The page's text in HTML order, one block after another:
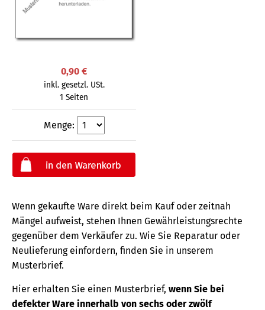
0,90 €
inkl. gesetzl. USt.
1 Seiten
Menge:
Wenn gekaufte Ware direkt beim Kauf oder zeitnah
Mängel aufweist, stehen Ihnen Gewährleistungsrechte
gegenüber dem Verkäufer zu. Wie Sie Reparatur oder
Neulieferung einfordern, finden Sie in unserem
Musterbrief.
Hier erhalten Sie einen Musterbrief, wenn Sie bei
defekter Ware innerhalb von sechs oder zwölf